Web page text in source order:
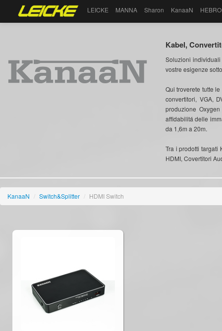
LEICKE MANNA Sharon KanaaN
Kabel,
Soluzioni
vostre esigenze
Qui troverete tutte
convertitori, VGA,
produzione
affidabilitá delle
da 1,6m a 20m.
Tra i prodotti targati
HDMI, Covertitori
KanaaN / Switch&Splitter / HDMI Switch